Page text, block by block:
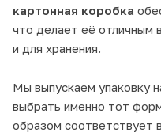
картонная коробка
что делает её отличным
и для хранения.
Мы выпускаем упаковку
выбрать именно тот
образом соответствует